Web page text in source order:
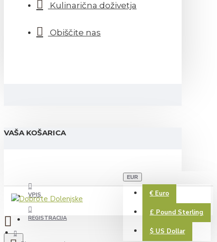
Kulinarična doživetja
Obiščite nas
VAŠA KOŠARICA
VPIS
REGISTRACIJA
EUR
€ Euro
£ Pound Sterling
$ US Dollar